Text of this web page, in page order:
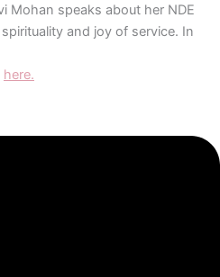
Mohan speaks about her NDE
and joy of service. In
here.